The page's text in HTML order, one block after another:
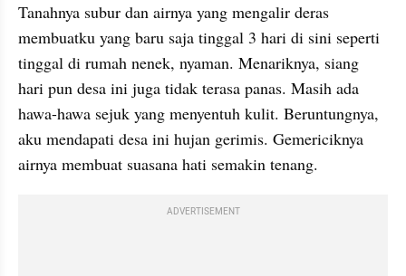
Tanahnya subur dan airnya yang mengalir deras
membuatku yang baru saja tinggal 3 hari di sini seperti
tinggal di rumah nenek, nyaman. Menariknya, siang
hari pun desa ini juga tidak terasa panas. Masih ada
hawa-hawa sejuk yang menyentuh kulit. Beruntungnya,
aku mendapati desa ini hujan gerimis. Gemericiknya
airnya membuat suasana hati semakin tenang.
ADVERTISEMENT